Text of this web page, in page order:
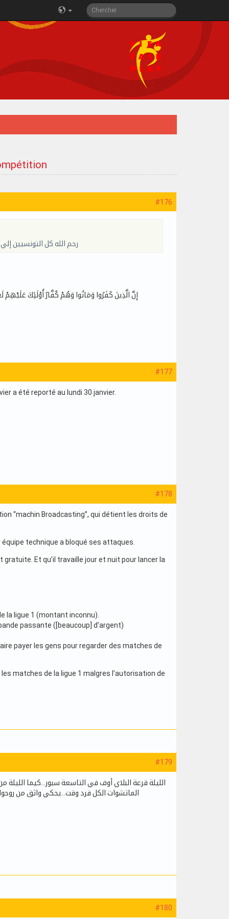
#176
رحم الله كل التونسيين
#177
a été reporté au lundi 30 janvier.
#178
“machin Broadcasting”, qui détient les droits de
technique a bloqué ses attaques.
Et qu’il travaille jour et nuit pour lancer la
la ligue 1 (montant inconnu).
passante ([beaucoup] d’argent)
payer les gens pour regarder des matches de
matches de la ligue 1 malgres l’autorisation de
#179
الليلة قرعة البلاي أوف في التاسعة سبور...كيما
الماتشوات الكل فرد وقت...يحكي واثق من
#180